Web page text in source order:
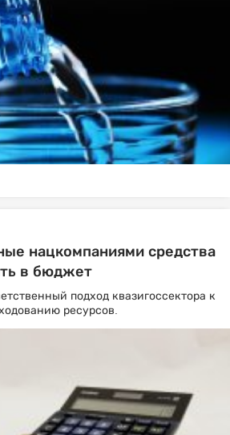
нацкомпаниями средства
в бюджет
подход квазигоссектора к
ресурсов.